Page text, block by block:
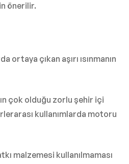
önerilir.
ortaya çıkan aşırı ısınmanın
çok olduğu zorlu şehir içi
kullanımlarda motoru
malzemesi kullanılmaması